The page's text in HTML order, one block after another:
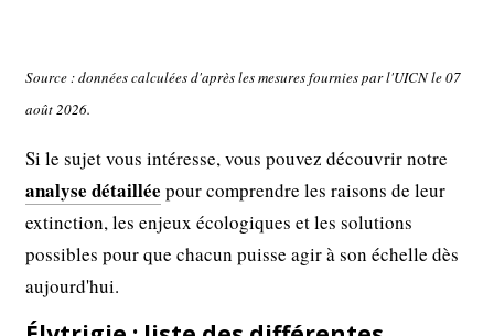
Source : données calculées d'après les mesures fournies par l'UICN le 07
août 2026.
Si le sujet vous intéresse, vous pouvez découvrir notre
analyse détaillée pour comprendre les raisons de leur
extinction, les enjeux écologiques et les solutions
possibles pour que chacun puisse agir à son échelle dès
aujourd'hui.